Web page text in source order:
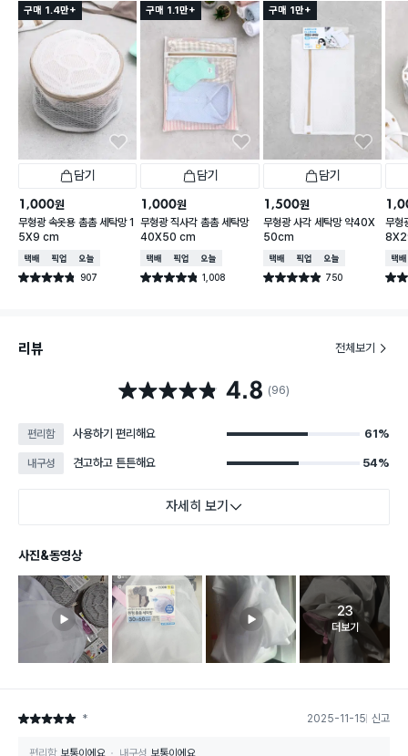
구매 1.4만+
담기
1,000원
무형광 속옷용 촘촘 세탁망 1
5X9 cm
택배배송매장픽업오늘배송
별점 4.8점 907
건 작성
구매 1.1만+
담기
1,000원
무형광 직사각 촘촘 세탁망
40X50 cm
택배배송매장픽업오늘배송
별점 4.8점 1,008
건 작성
구매 1만+
담기
1,500원
무형광 사각 세탁망 약40X
50cm
택배배송매장픽업오늘배송
별점 4.9점 750
건 작성
무형
택배
별점
리뷰 전체보기
별점 4.8점 4.8 (96)
편리함 사용하기 편리해요 61%
내구성 견고하고 튼튼해요 54%
자세히 보기
사진&동영상
고객 리뷰
23
더보기
별점 5점 * 2025-11-15 신고
편리함 보통이에요 내구성 보통이에요